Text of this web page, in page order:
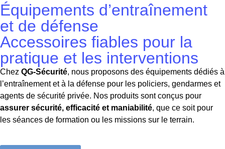
Équipements d’entraînement
et de défense
Accessoires fiables pour la
pratique et les interventions
Chez QG-Sécurité, nous proposons des équipements dédiés à
l’entraînement et à la défense pour les policiers, gendarmes et
agents de sécurité privée. Nos produits sont conçus pour
assurer sécurité, efficacité et maniabilité, que ce soit pour
les séances de formation ou les missions sur le terrain.